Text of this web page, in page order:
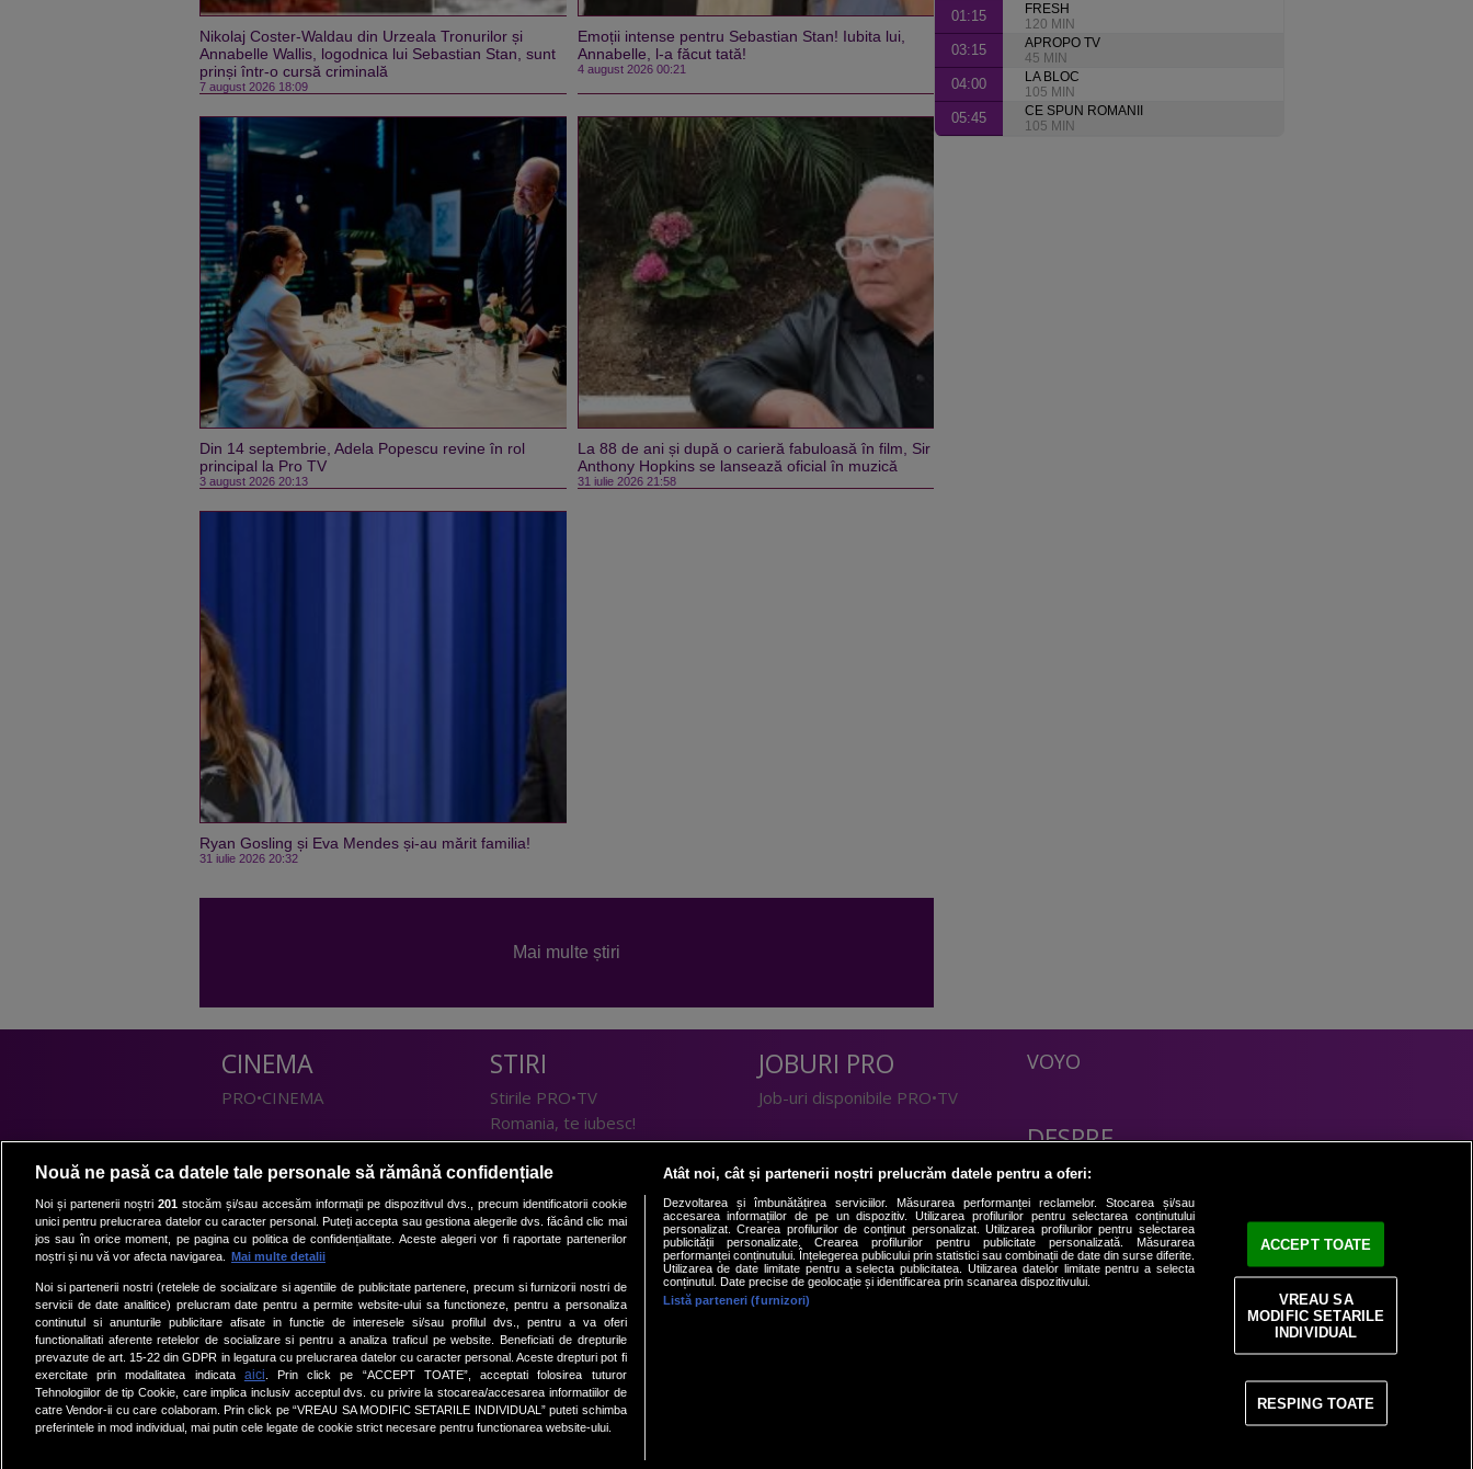
Nikolaj Coster-Waldau din Urzeala Tronurilor și
Annabelle Wallis, logodnica lui Sebastian Stan, sunt
prinși într-o cursă criminală
7 august 2026 18:09
Emoții intense pentru Sebastian Stan! Iubita lui,
Annabelle, l-a făcut tată!
4 august 2026 00:21
Din 14 septembrie, Adela Popescu revine în rol
principal la Pro TV
3 august 2026 20:13
La 88 de ani și după o carieră fabuloasă în film, Sir
Anthony Hopkins se lansează oficial în muzică
31 iulie 2026 21:58
Ryan Gosling și Eva Mendes și-au mărit familia!
31 iulie 2026 20:32
Mai multe știri
01:15
FRESH
120 MIN
03:15
APROPO TV
45 MIN
04:00
LA BLOC
105 MIN
05:45
CE SPUN ROMANII
105 MIN
CINEMA
PRO•CINEMA
DIVERTISMENT
PRO•TV
Romanii au talent
Vocea Romaniei
Las Fierbinti
La Maruta
Apropo TV
STIRI
Stirile PRO•TV
Romania, te iubesc!
TEHNOLOGIE
I Like IT
SPORT
Sport.ro
PRO•ARENA
JOBURI PRO
Job-uri disponibile PRO•TV
LIFESTYLE
Doctor de Bine
Acasă
Acasă Gold
Perfecte
DeBarbati
VOYO
DESPRE
Politica Confidentialitate
Contact
Nouă ne pasă ca datele tale personale să rămână confidențiale
Noi și partenerii noștri 201stocăm și/sau accesăm informații pe dispozitivul dvs., precum identificatorii cookie
unici pentru prelucrarea datelor cu caracter personal. Puteți accepta sau gestiona alegerile dvs. făcând clic mai
jos sau în orice moment, pe pagina cu politica de confidențialitate. Aceste alegeri vor fi raportate partenerilor
noștri și nu vă vor afecta navigarea.
Mai multe detalii
Noi si partenerii nostri (retelele de socializare si agentiile de publicitate partenere, precum si furnizorii nostri de
servicii de date analitice) prelucram date pentru a permite website-ului sa functioneze, pentru a personaliza
continutul si anunturile publicitare afisate in functie de interesele si/sau profilul dvs., pentru a va oferi
functionalitati aferente retelelor de socializare si pentru a analiza traficul pe website. Beneficiati de drepturile
prevazute de art. 15-22 din GDPR in legatura cu prelucrarea datelor cu caracter personal. Aceste drepturi pot fi
exercitate prin modalitatea indicata aici . Prin click pe “ACCEPT TOATE”, acceptati folosirea tuturor
Tehnologiilor de tip Cookie, care implica inclusiv acceptul dvs. cu privire la stocarea/accesarea informatiilor de
catre Vendor-ii cu care colaboram. Prin click pe “VREAU SA MODIFIC SETARILE INDIVIDUAL” puteti schimba
preferintele in mod individual, mai putin cele legate de cookie strict necesare pentru functionarea website-ului.
Atât noi, cât și partenerii noștri prelucrăm datele pentru a oferi:
Dezvoltarea și îmbunătățirea serviciilor. Măsurarea performanței reclamelor. Stocarea și/sau
accesarea informațiilor de pe un dispozitiv. Utilizarea profilurilor pentru selectarea conținutului
personalizat. Crearea profilurilor de conținut personalizat. Utilizarea profilurilor pentru selectarea
publicității personalizate. Crearea profilurilor pentru publicitate personalizată. Măsurarea
performanței conținutului. Înțelegerea publicului prin statistici sau combinații de date din surse diferite.
Utilizarea de date limitate pentru a selecta publicitatea. Utilizarea datelor limitate pentru a selecta
conținutul. Date precise de geolocație și identificarea prin scanarea dispozitivului.
Listă parteneri (furnizori)
ACCEPT TOATE
RESPING TOATE
VREAU SA
MODIFIC SETARILE
INDIVIDUAL